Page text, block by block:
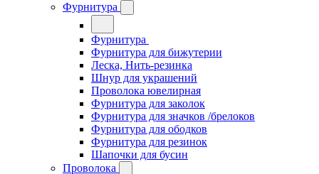
Фурнитура
Фурнитура
Фурнитура для бижутерии
Леска, Нить-резинка
Шнур для украшений
Проволока ювелирная
Фурнитура для заколок
Фурнитура для значков /брелоков
Фурнитура для ободков
Фурнитура для резинок
Шапочки для бусин
Проволока